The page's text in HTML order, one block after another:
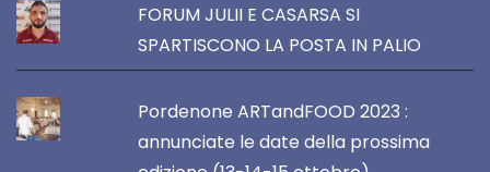
FORUM JULII E CASARSA SI
SPARTISCONO LA POSTA IN PALIO
Pordenone ARTandFOOD 2023 :
annunciate le date della prossima